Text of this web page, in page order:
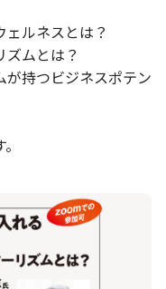
ェルネスとは？
ズムとは？
持つビジネスポテン